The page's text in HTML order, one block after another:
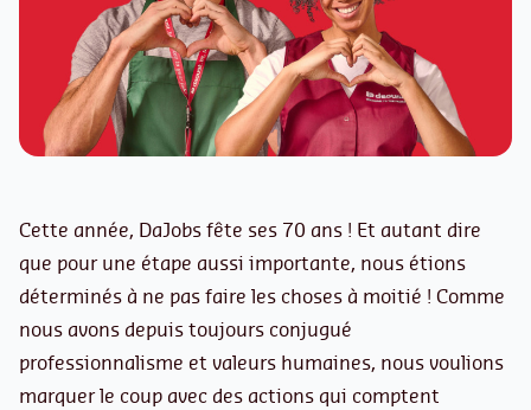
Cette année, DaJobs fête ses 70 ans ! Et autant dire
que pour une étape aussi importante, nous étions
déterminés à ne pas faire les choses à moitié ! Comme
nous avons depuis toujours conjugué
professionnalisme et valeurs humaines, nous voulions
marquer le coup avec des actions qui comptent